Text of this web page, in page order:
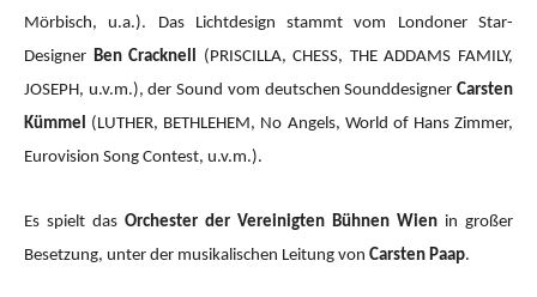
Mörbisch, u.a.). Das Lichtdesign stammt vom Londoner Star-
Designer Ben Cracknell (PRISCILLA, CHESS, THE ADDAMS FAMILY,
JOSEPH, u.v.m.), der Sound vom deutschen Sounddesigner Carsten
Kümmel (LUTHER, BETHLEHEM, No Angels, World of Hans Zimmer,
Eurovision Song Contest, u.v.m.).
Es spielt das Orchester der Vereinigten Bühnen Wien in großer
Besetzung, unter der musikalischen Leitung von Carsten Paap.